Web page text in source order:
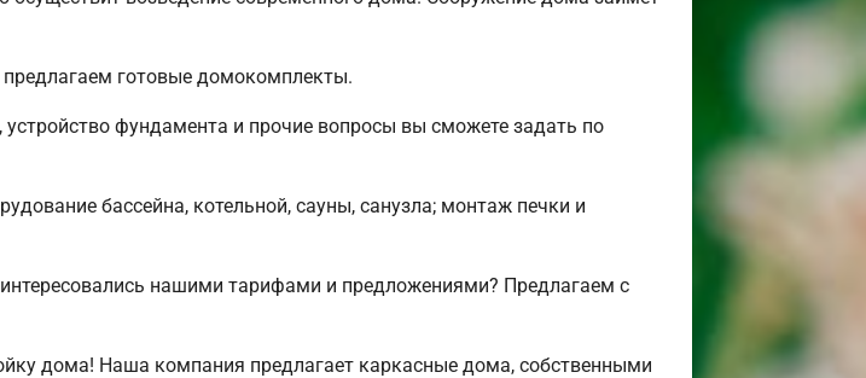
готовые домокомплекты.
фундамента и прочие вопросы вы сможете задать по
бассейна, котельной, сауны, санузла; монтаж печки и
нашими тарифами и предложениями? Предлагаем с
дома! Наша компания предлагает каркасные дома, собственными